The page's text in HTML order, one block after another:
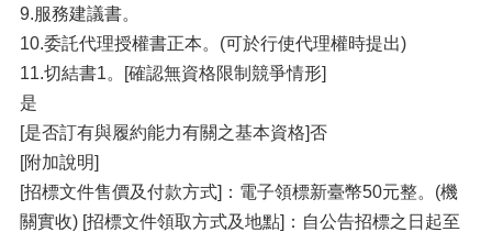
9.服務建議書。
10.委託代理授權書正本。(可於行使代理權時提出)
11.切結書1。[確認無資格限制競爭情形]
是
[是否訂有與履約能力有關之基本資格]否
[附加說明]
[招標文件售價及付款方式]：電子領標新臺幣50元整。(機
關實收) [招標文件領取方式及地點]：自公告招標之日起至